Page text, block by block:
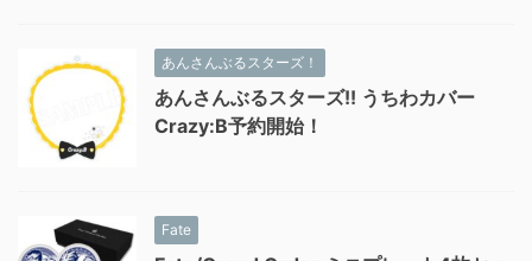
あんさんぶるスターズ！
あんさんぶるスターズ!! うちわカバー
Crazy:B予約開始！
Fate